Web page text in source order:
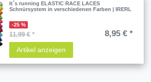
It´s running ELASTIC RACE LACES
Schnürsystem in verschiedenen Farben | IRERL
-25 %
11,99 €* 8,95 € *
Artikel anzeigen